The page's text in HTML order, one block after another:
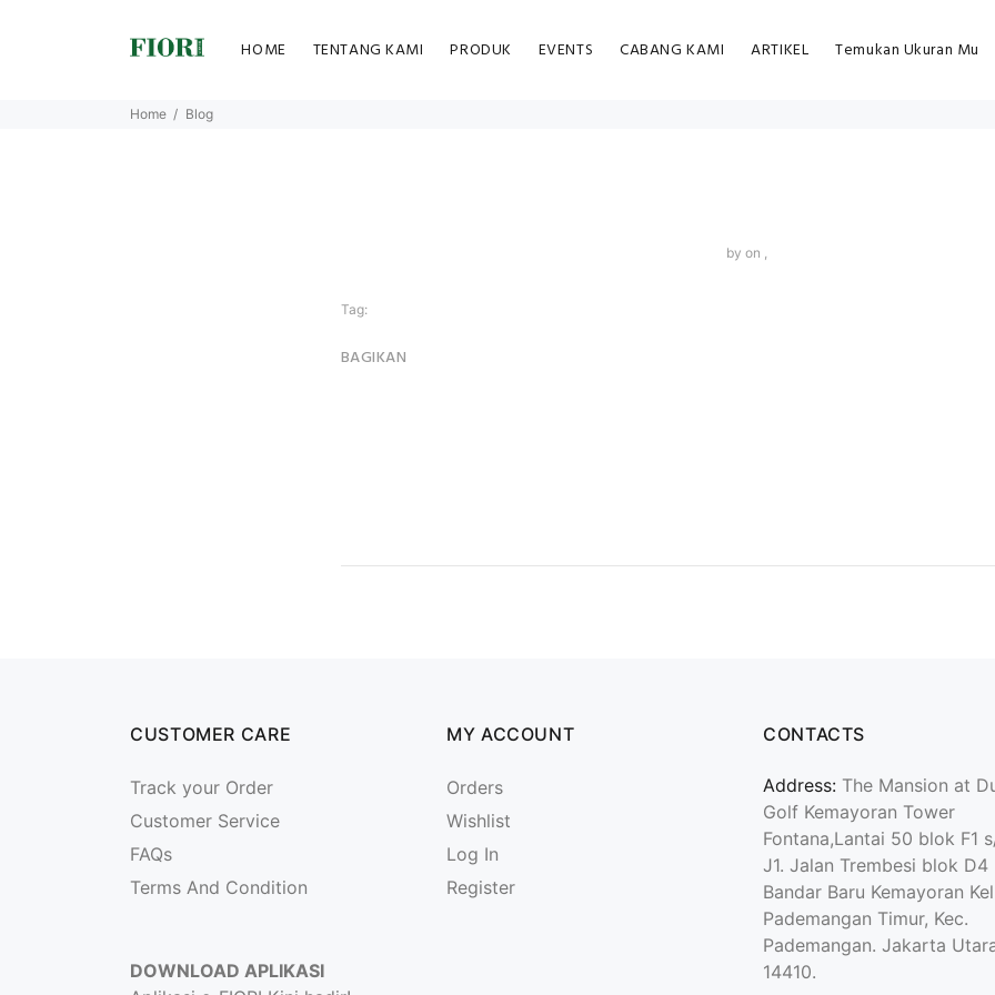
HOME TENTANG KAMI PRODUK EVENTS CABANG KAMI ARTIKEL Temukan Ukuran Mu
Home Blog
by on ,
Tag:
BAGIKAN
CUSTOMER CARE
Track your Order
Customer Service
FAQs
Terms And Condition
DOWNLOAD APLIKASI
MY ACCOUNT
Orders
Wishlist
Log In
Register
CONTACTS
Address: The Mansion at
Golf Kemayoran Tower
Fontana,Lantai 50 blok F1
J1. Jalan Trembesi blok D4
Bandar Baru Kemayoran
Pademangan Timur, Kec.
Pademangan. Jakarta
14410.